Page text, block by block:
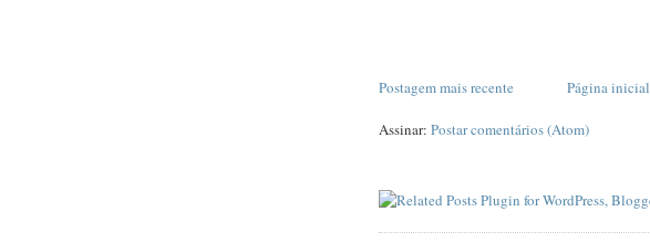
Postagem mais recente Página inicial
Assinar: Postar comentários (Atom)